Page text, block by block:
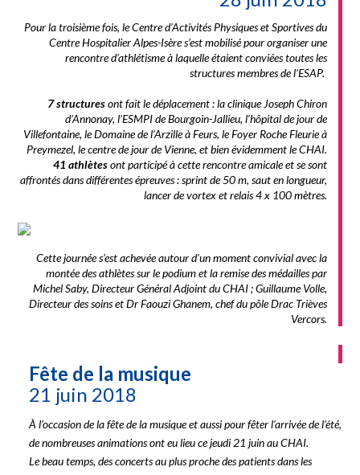
Pour la troisième fois, le Centre d’Activités Physiques et Sportives du
Centre Hospitalier Alpes-Isère s’est mobilisé pour organiser une
rencontre d’athlétisme à laquelle étaient conviées toutes les
structures membres de l’ESAP.
7 structuresont fait le déplacement : la clinique Joseph Chiron
d’Annonay, l’ESMPI de Bourgoin-Jallieu, l’hôpital de jour de
Villefontaine, le Domaine de l’Arzille à Feurs, le Foyer Roche Fleurie à
Preymezel, le centre de jour de Vienne, et bien évidemment le CHAI.
41 athlètesont participé à cette rencontre amicale et se sont
affrontés dans différentes épreuves : sprint de 50 m, saut en longueur,
lancer de vortex et relais 4 x 100 mètres.
Cette journée s’est achevée autour d’un moment convivial avec la
montée des athlètes sur le podium et la remise des médailles par
Michel Saby, Directeur Général Adjoint du CHAI ; Guillaume Volle,
Directeur des soins et Dr Faouzi Ghanem, chef du pôle Drac Trièves
Vercors.
Fête de la musique
21 juin 2018
À l’occasion de la fête de la musique et aussi pour fêter l’arrivée de l’été,
de nombreuses animations ont eu lieu ce jeudi 21 juin au CHAI.
Le beau temps, des concerts au plus proche des patients dans les